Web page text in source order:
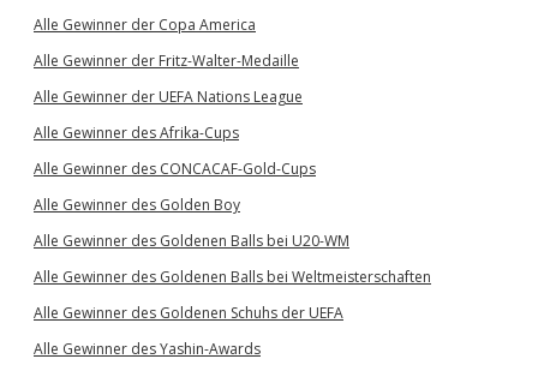
Alle Gewinner der Copa America
Alle Gewinner der Fritz-Walter-Medaille
Alle Gewinner der UEFA Nations League
Alle Gewinner des Afrika-Cups
Alle Gewinner des CONCACAF-Gold-Cups
Alle Gewinner des Golden Boy
Alle Gewinner des Goldenen Balls bei U20-WM
Alle Gewinner des Goldenen Balls bei Weltmeisterschaften
Alle Gewinner des Goldenen Schuhs der UEFA
Alle Gewinner des Yashin-Awards